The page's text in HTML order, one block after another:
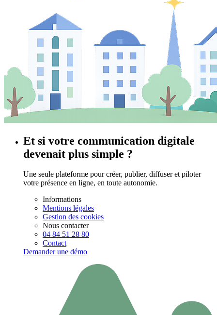
Et si votre communication digitale
devenait plus simple ?
Une seule plateforme pour créer, publier, diffuser et piloter
votre présence en ligne, en toute autonomie.
Informations
Mentions légales
Gestion des cookies
Nous contacter
04 84 51 28 80
Contact
Demander une démo